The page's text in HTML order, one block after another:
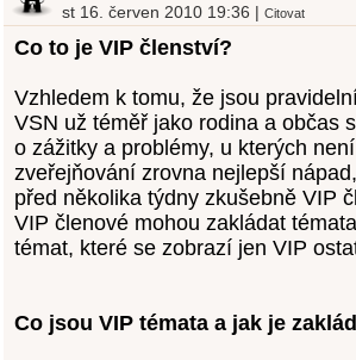
st 16. červen 2010 19:36 |Citovat
Co to je VIP členství?
Vzhledem k tomu, že jsou
VSN už téměř jako rodina a občas
o zážitky a problémy, u kterých
zveřejňování zrovna nejlepší
před několika týdny zkušebně VIP
VIP členové mohou zakládat
témat, které se zobrazí jen VIP
Co jsou VIP témata a jak je